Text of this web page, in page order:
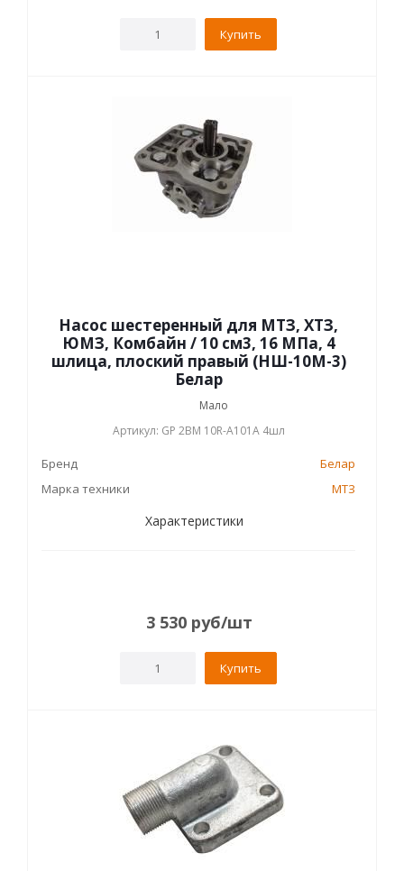
Купить
Насос шестеренный для МТЗ, ХТЗ,
ЮМЗ, Комбайн / 10 см3, 16 МПа, 4
шлица, плоский правый (НШ-10М-3)
Белар
Мало
Артикул: GP 2BM 10R-A101A 4шл
Бренд
Белар
Марка техники
МТЗ
Характеристики
3 530руб/шт
Купить